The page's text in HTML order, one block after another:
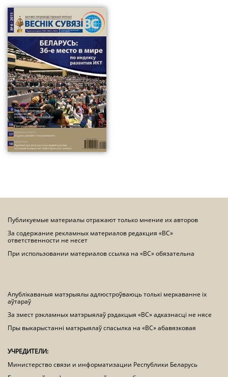
Публикуемые материалы отражают только мнение их авторов
За содержание рекламных материалов редакция «ВС»
ответственности не несет
При использовании материалов ссылка на «ВС» обязательна
Апублікаваныя матэрыялы адлюстроўваюць толькі меркаванне іх
аўтараў
За змест рэкламных матэрыялаў рэдакцыя «ВС» адказнасці не нясе
Пры выкарыстанні матэрыялаў спасылка на «ВС» абавязковая
УЧРЕДИТЕЛИ:
Министерство связи и информатизации Республики Беларусь